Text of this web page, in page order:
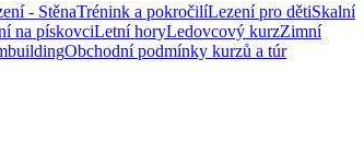
- StěnaTrénink a pokročilíLezení pro dětiSkalní
na pískovciLetní horyLedovcový kurzZimní
Obchodní podmínky kurzů a túr